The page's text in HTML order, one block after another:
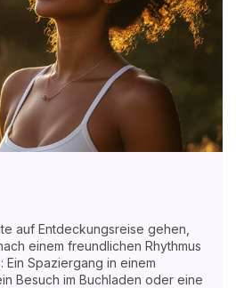
auf Entdeckungsreise gehen,
einem freundlichen Rhythmus
Spaziergang in einem
Besuch im Buchladen oder eine